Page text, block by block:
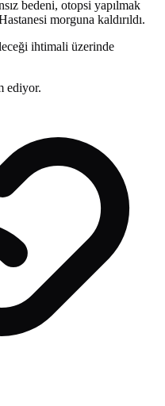
bedeni, otopsi yapılmak
morguna kaldırıldı.
ihtimali üzerinde
ediyor.